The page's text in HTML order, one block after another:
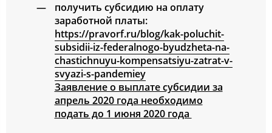
получить субсидию на оплату
заработной платы:
https://pravorf.ru/blog/kak-poluchit-
subsidii-iz-federalnogo-byudzheta-na-
chastichnuyu-kompensatsiyu-zatrat-v-
svyazi-s-pandemiey
Заявление о выплате субсидии за
апрель 2020 года необходимо
подать до 1 июня 2020 года